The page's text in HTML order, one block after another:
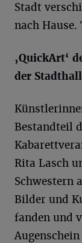
Stadt
nach Hause.
‚QuickArt‘
der
Bestandteil
Rita Lasch
Schwestern
Bilder und
fanden und